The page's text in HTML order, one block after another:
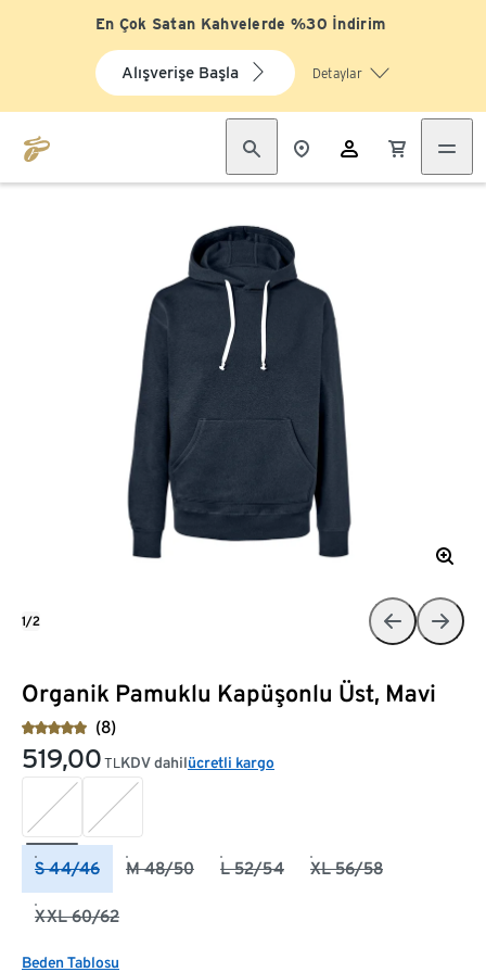
En Çok Satan Kahvelerde %30 İndirim
Alışverişe Başla Detaylar
Organik Pamuklu Kapüşonlu Üst, Mavi
(8)
519,00 TL KDV dahilücretli kargo
S 44/46 M 48/50 L 52/54 XL 56/58
XXL 60/62
Beden Tablosu
1/2